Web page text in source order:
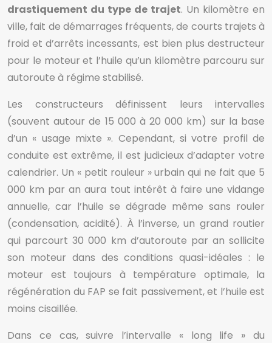
drastiquement du type de trajet. Un kilomètre en
ville, fait de démarrages fréquents, de courts trajets à
froid et d’arrêts incessants, est bien plus destructeur
pour le moteur et l’huile qu’un kilomètre parcouru sur
autoroute à régime stabilisé.
Les constructeurs définissent leurs intervalles
(souvent autour de 15 000 à 20 000 km) sur la base
d’un « usage mixte ». Cependant, si votre profil de
conduite est extrême, il est judicieux d’adapter votre
calendrier. Un « petit rouleur » urbain qui ne fait que 5
000 km par an aura tout intérêt à faire une vidange
annuelle, car l’huile se dégrade même sans rouler
(condensation, acidité). À l’inverse, un grand routier
qui parcourt 30 000 km d’autoroute par an sollicite
son moteur dans des conditions quasi-idéales : le
moteur est toujours à température optimale, la
régénération du FAP se fait passivement, et l’huile est
moins cisaillée.
Dans ce cas, suivre l’intervalle « long life » du